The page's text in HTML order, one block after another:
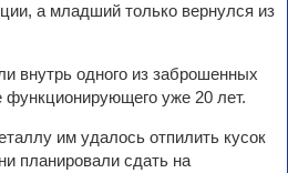
а младший только вернулся из
внутрь одного из заброшенных
функционирующего уже 20 лет.
им удалось отпилить кусок
планировали сдать на